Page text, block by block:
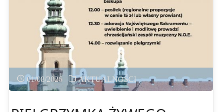
01/08/2026 AKTUALNOŚCI